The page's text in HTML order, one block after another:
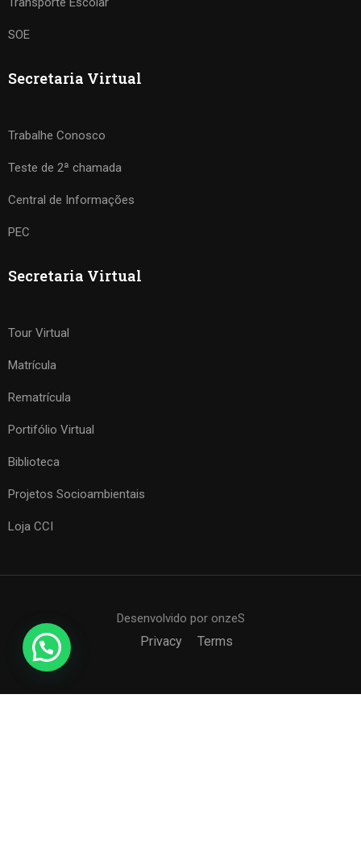
SOE
Secretaria Virtual
Trabalhe Conosco
Teste de 2ª chamada
Central de Informações
PEC
Secretaria Virtual
Tour Virtual
Matrícula
Rematrícula
Portifólio Virtual
Biblioteca
Projetos Socioambientais
Loja CCI
Desenvolvido por onzeS
Privacy Terms